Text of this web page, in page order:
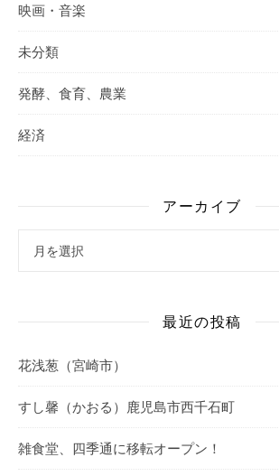
映画・音楽
未分類
発酵、食育、農業
経済
アーカイブ
最近の投稿
花浅葱（宮崎市）
すし馨（かおる）鹿児島市西千石町
雑食堂、四季通に移転オープン！